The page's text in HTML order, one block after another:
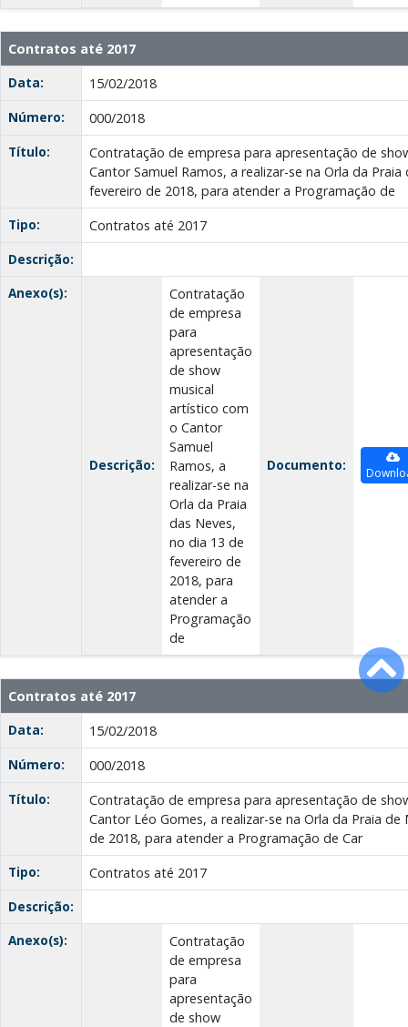
Contratos até 2017
Data:
15/02/2018
Número:
000/2018
Título:
Contratação de empresa para apresentação de
Cantor Samuel Ramos, a realizar-se na Orla da
fevereiro de 2018, para atender a Programação de
Tipo:
Contratos até 2017
Descrição:
Anexo(s):
Descrição:
Contratação
de empresa
para
apresentação
de show
musical
artístico com
o Cantor
Samuel
Ramos, a
realizar-se na
Orla da Praia
das Neves,
no dia 13 de
fevereiro de
2018, para
atender a
Programação
de
Documento:
Contratos até 2017
Data:
15/02/2018
Número:
000/2018
Título:
Contratação de empresa para apresentação de
Cantor Léo Gomes, a realizar-se na Orla da Praia
de 2018, para atender a Programação de Car
Tipo:
Contratos até 2017
Descrição:
Anexo(s):
Contratação
de empresa
para
apresentação
de show